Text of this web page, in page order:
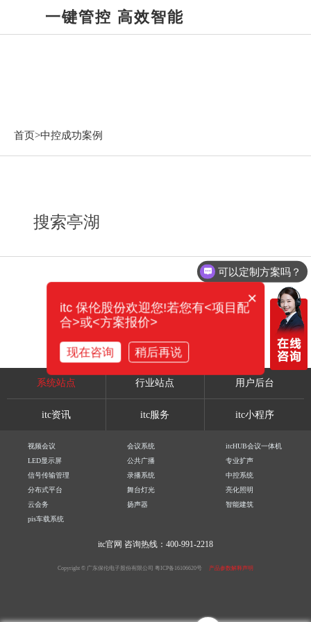
一键管控 高效智能
首页>中控成功案例
搜索亭湖
系统站点 行业站点 用户后台
itc资讯 itc服务 itc小程序
视频会议 会议系统
itcHUB会议一体机
LED显示屏
公共广播
专业扩声
信号传输管理
录播系统
中控系统
分布式平台
舞台灯光
亮化照明
云会务
扬声器
智能建筑
pis车载系统
itc官网 咨询热线：400-991-2218
Copyright © 广东保伦电子股份有限公司 粤ICP备16106620号 产品参数解释声明
可以定制方案吗？
×
itc 保伦股份欢迎您!若您有<项目配
合>或<方案报价>
现在咨询 稍后再说